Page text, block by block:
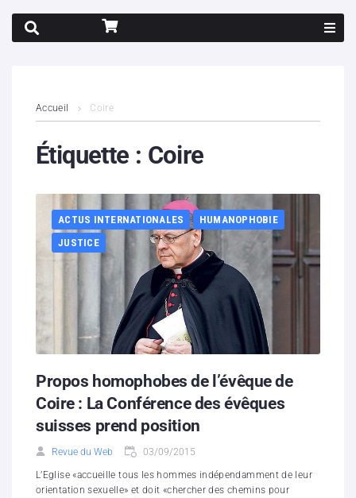
Contenus litigieux
Boutique
Partenaires
Contacts
Hébergement solidaire
Accueil Coire
Étiquette : Coire
ACTUS INTERNATIONALES
HUMANOPHOBIE
JUSTICE
Propos homophobes de l’évêque de
Coire : La Conférence des évêques
suisses prend position
Revue du Web 03/09/2015
L’Eglise «accueille tous les hommes indépendamment de leur
orientation sexuelle» et doit «chercher des chemins pour